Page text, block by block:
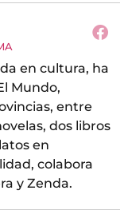
en cultura, ha
Mundo,
entre
dos libros
en
colabora
y Zenda.